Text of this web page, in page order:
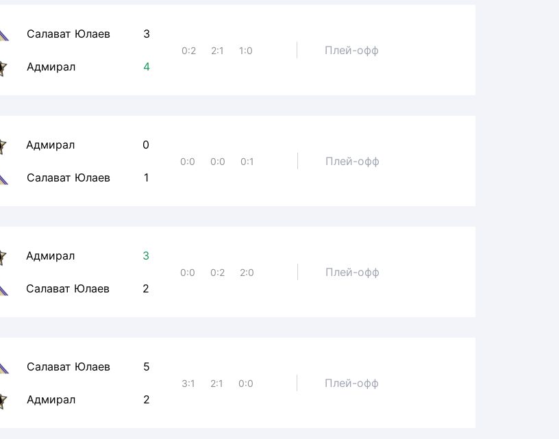
Салават Юлаев 3
Адмирал 4
0:2 2:1 1:0 Плей-офф
Адмирал 0
Салават Юлаев 1
0:0 0:0 0:1 Плей-офф
Адмирал 3
Салават Юлаев 2
0:0 0:2 2:0 Плей-офф
Салават Юлаев 5
Адмирал 2
3:1 2:1 0:0 Плей-офф